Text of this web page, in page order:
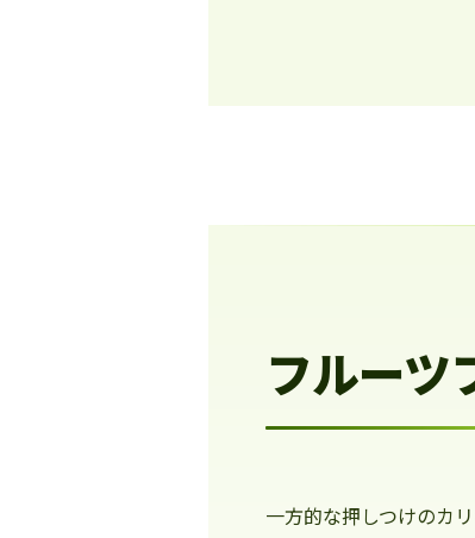
フルーツ
一方的な押しつけのカ